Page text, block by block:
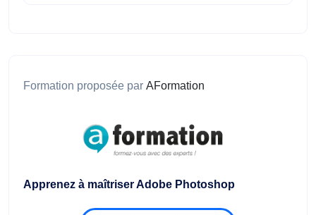
Formation proposée par AFormation
Apprenez à maîtriser Adobe Photoshop